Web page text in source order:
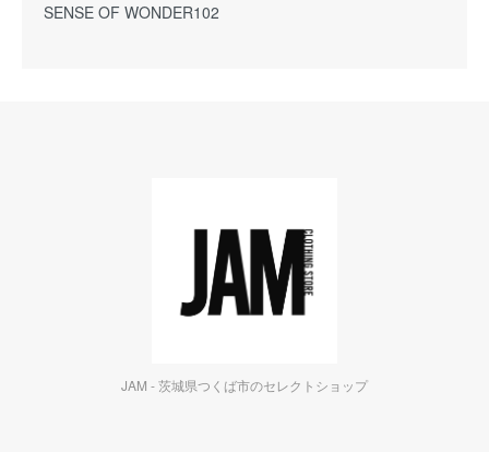
SENSE OF WONDER102
JAM - 茨城県つくば市のセレクトショップ